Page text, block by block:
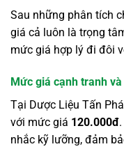
Sau những phân tích
giá cả luôn là trọng
mức giá hợp lý đi đôi
Mức giá cạnh tranh
Tại Dược Liệu Tấn
với mức giá 120.000đ
nhắc kỹ lưỡng, đảm